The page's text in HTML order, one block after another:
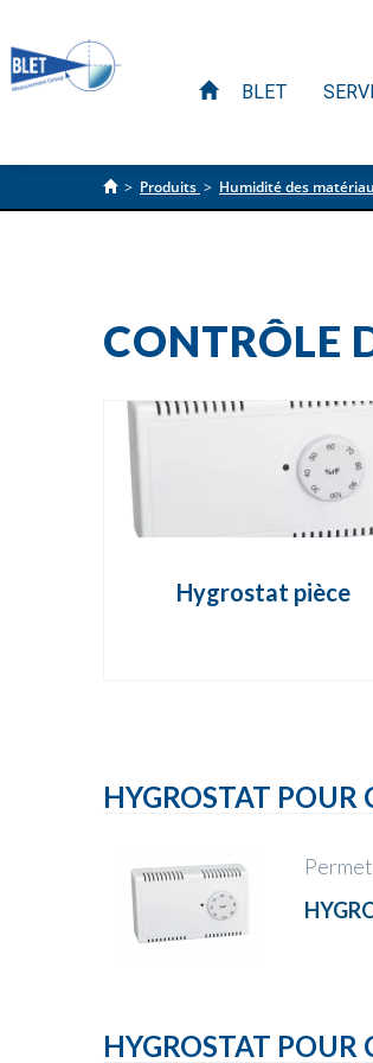
BLET
> Produits > Humidité des
CONTRÔLE
Hygrostat pièce
HYGROSTAT
HYGROSTAT